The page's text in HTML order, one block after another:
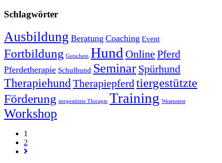
Schlagwörter
Ausbildung Beratung Coaching Event
Fortbildung Gutschein Hund Online Pferd
Pferdetherapie Schulhund Seminar Spürhund
Therapiehund Therapiepferd tiergestützte
Förderung tiergestützte Therapie Training Wesenstest
Workshop
1
2